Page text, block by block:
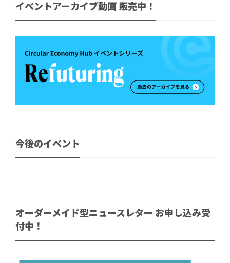
イベントアーカイブ動画 販売中！
今後のイベント
オーダーメイド型ニュースレター お申し込み受
付中！